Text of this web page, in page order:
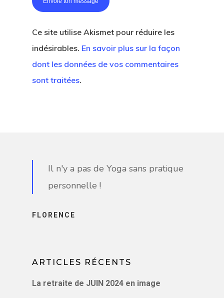
Ce site utilise Akismet pour réduire les
indésirables. En savoir plus sur la façon
dont les données de vos commentaires
sont traitées.
Il n'y a pas de Yoga sans pratique
personnelle !
FLORENCE
ARTICLES RÉCENTS
La retraite de JUIN 2024 en image